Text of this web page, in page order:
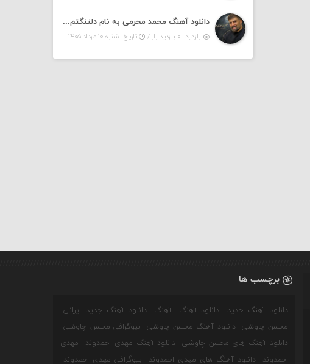
دانلود آهنگ محمد محرمی به نام دلتنگتم خیلی لیلی لیلی لیلی تو که نباشی پیش من به زندگی میلی
بازدید : ۰ بازدید بار / تاریخ : شنبه ۱۰ مرداد ۱۴۰۵
برچسب ها
دانلود آهنگ جدید دانلود آهنگ آهنگ
دانلود آهنگ جدید ایرانی
محسن چاوشی
دانلود آهنگ محسن چاوشی
بیوگرافی محسن چاوشی
دانلود آهنگ های محسن چاوشی
دانلود آهنگ مهدی احمدوند
مهدی
احمدوند
دانلود آهنگ های مهدی احمدوند بیوگرافی مهدی احمدوند